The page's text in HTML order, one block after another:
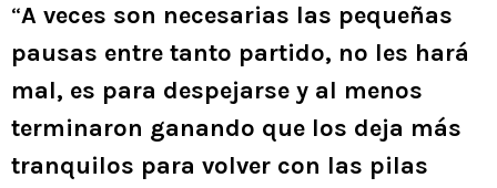
“A veces son necesarias las pequeñas
pausas entre tanto partido, no les hará
mal, es para despejarse y al menos
terminaron ganando que los deja más
tranquilos para volver con las pilas